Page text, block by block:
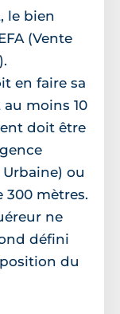
le bien
(Vente
en faire sa
moins 10
doit être
ou
300 mètres.
ne
défini
du